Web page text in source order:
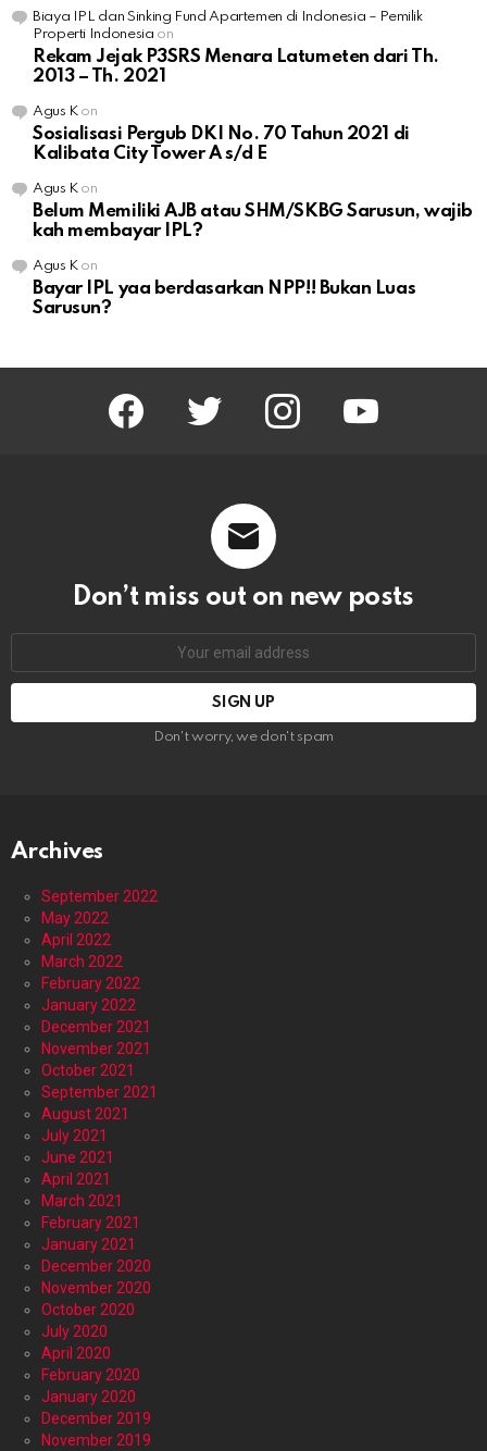
Biaya IPL dan Sinking Fund Apartemen di Indonesia – Pemilik
Properti Indonesia on
Rekam Jejak P3SRS Menara Latumeten dari Th.
2013 – Th. 2021
Agus Kon
Sosialisasi Pergub DKI No. 70 Tahun 2021 di
Kalibata City Tower A s/d E
Agus Kon
Belum Memiliki AJB atau SHM/SKBG Sarusun, wajib
kah membayar IPL?
Agus Kon
Bayar IPL yaa berdasarkan NPP!! Bukan Luas
Sarusun?
facebook twitter instagram youtube
Don’t miss out on new posts
Don't worry, we don't spam
Archives
September 2022
May 2022
April 2022
March 2022
February 2022
January 2022
December 2021
November 2021
October 2021
September 2021
August 2021
July 2021
June 2021
April 2021
March 2021
February 2021
January 2021
December 2020
November 2020
October 2020
July 2020
April 2020
February 2020
January 2020
December 2019
November 2019